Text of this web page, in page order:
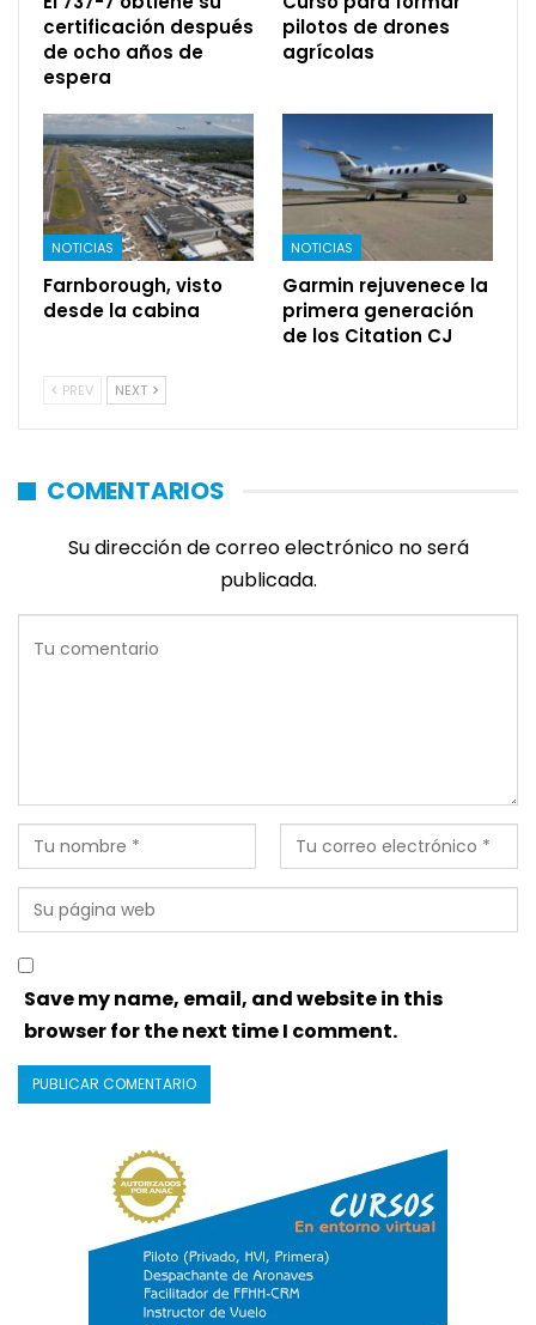
certificación después
de ocho años de
espera
pilotos de drones
agrícolas
NOTICIAS
Farnborough, visto
desde la cabina
NOTICIAS
Garmin rejuvenece la
primera generación
de los Citation CJ
PREV NEXT
COMENTARIOS
Su dirección de correo electrónico no será
publicada.
Save my name, email, and website in this
browser for the next time I comment.